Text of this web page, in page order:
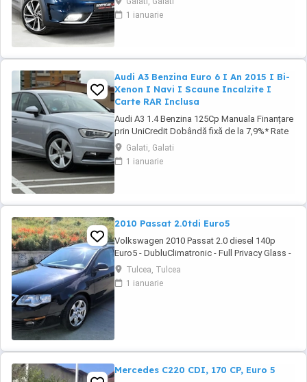
Dobândă fixă de la 7,9%* Rate fixe pe toată
perioada finanțării Aprobare rapidă Garanție
1 ianuarie
Audi A3 Benzina Euro 6 I An 2015 I Bi-
Xenon I Navi I Scaune Incalzite I
Carte RAR Inclusa
Audi A3 1.4 Benzina 125Cp Manuala Finanțare
prin UniCredit Dobândă fixă de la 7,9%* Rate
fixe pe toată perioada finanțării Aprobare
rapidă Garanție inclusă pentru autoturismele
eligibile Transport la domiciliu, în funcție de
Galati, Galati
1 ianuarie
2010 Passat 2.0tdi Euro5
Volkswagen 2010 Passat 2.0 diesel 140p
Euro5 - DubluClimatronic - Full Privacy Glass -
Navigatie originala - Pilot automat ESP -
Sistem Start-Stop - Airbaguri frontale -
Airbaguri laterale - Parbriz cu incalzire -
Tulcea, Tulcea
1 ianuarie
Mercedes C220 CDI, 170 CP, Euro 5